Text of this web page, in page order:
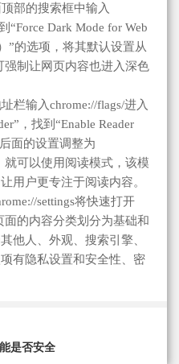
部的搜索框中输入
“Force Dark Mode for Web
”的选项，将其默认设置从
强制让网页内容也进入深色
栏输入chrome://flags/进入
，找到“Enable Reader
面的设置调整为
就可以使用阅读模式，该模
用户更专注于阅读内容。
settings将快速打开
面的内容分类划分为基础和
他人、外观、搜索引擎、
有隐私设置和安全性、密
是否安全